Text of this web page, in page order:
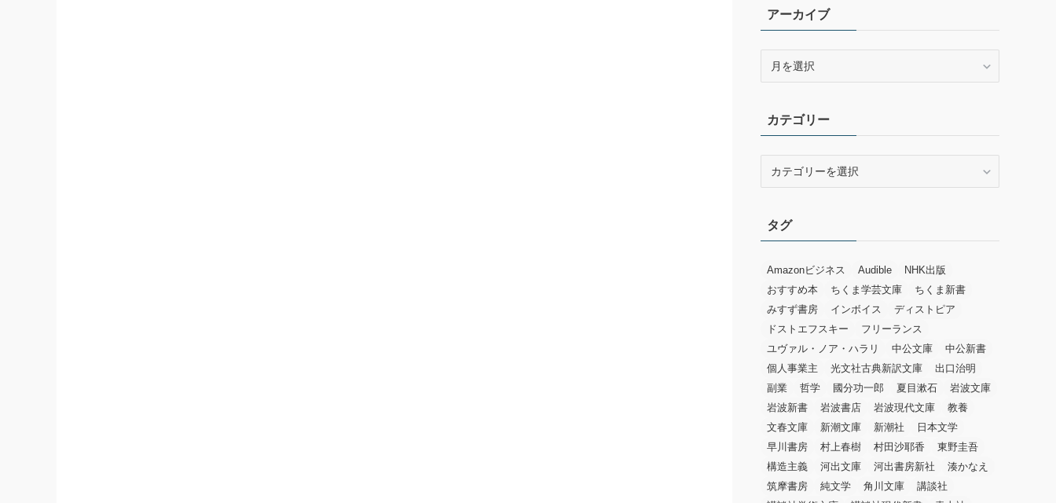
アーカイブ
ブカテゴリー
ータグ
Amazonビジネス Audible
NHK出版
おすすめ本
ちくま学芸文庫
ちくま新書
みすず書房
インボイス
ディストピア
ドストエフスキー
フリーランス
ユヴァル・ノア・ハラリ
中公文庫
中公新書
個人事業主
光文社古典新訳文庫
出口治明
副業
哲学 國分功一郎 夏目漱石
岩波文庫
岩波新書
岩波書店 岩波現代文庫
教養
文春文庫
新潮文庫 新潮社
日本文学
早川書房
村上春樹 村田沙耶香
東野圭吾
構造主義
河出文庫 河出書房新社
湊かなえ
筑摩書房
純文学 角川文庫
講談社